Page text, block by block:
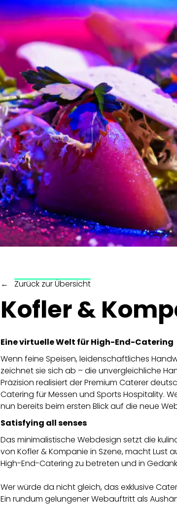
← Zurück zur Übersicht
Kofler &
Eine virtuelle Welt für High-End-Catering
Wenn feine Speisen, leidenschaftliches
zeichnet sie sich ab – die unvergleichliche
Präzision realisiert der Premium Caterer
Catering für Messen und Sports Hospitality.
nun bereits beim ersten Blick auf die neue
Satisfying all senses
Das minimalistische Webdesign setzt die
von Kofler & Kompanie in Szene, macht Lust
High-End-Catering zu betreten und in
Wer würde da nicht gleich, das exklusive
Ein rundum gelungener Webauftritt als